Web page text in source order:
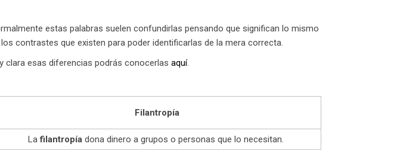
estas palabras suelen confundirlas pensando que significan lo mismo
contrastes que existen para poder identificarlas de la mera correcta.
clara esas diferencias podrás conocerlas aquí.
Filantropía
Lafilantropía dona dinero a grupos o personas que lo necesitan.